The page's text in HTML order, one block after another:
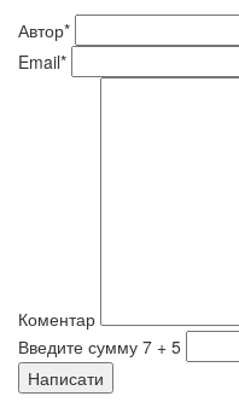
Автор*
Email*
Коментар
Введите сумму 7 + 5
Написати